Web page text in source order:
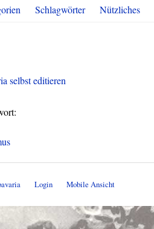
Schlagwörter Nützliches
selbst editieren
Login Mobile Ansicht